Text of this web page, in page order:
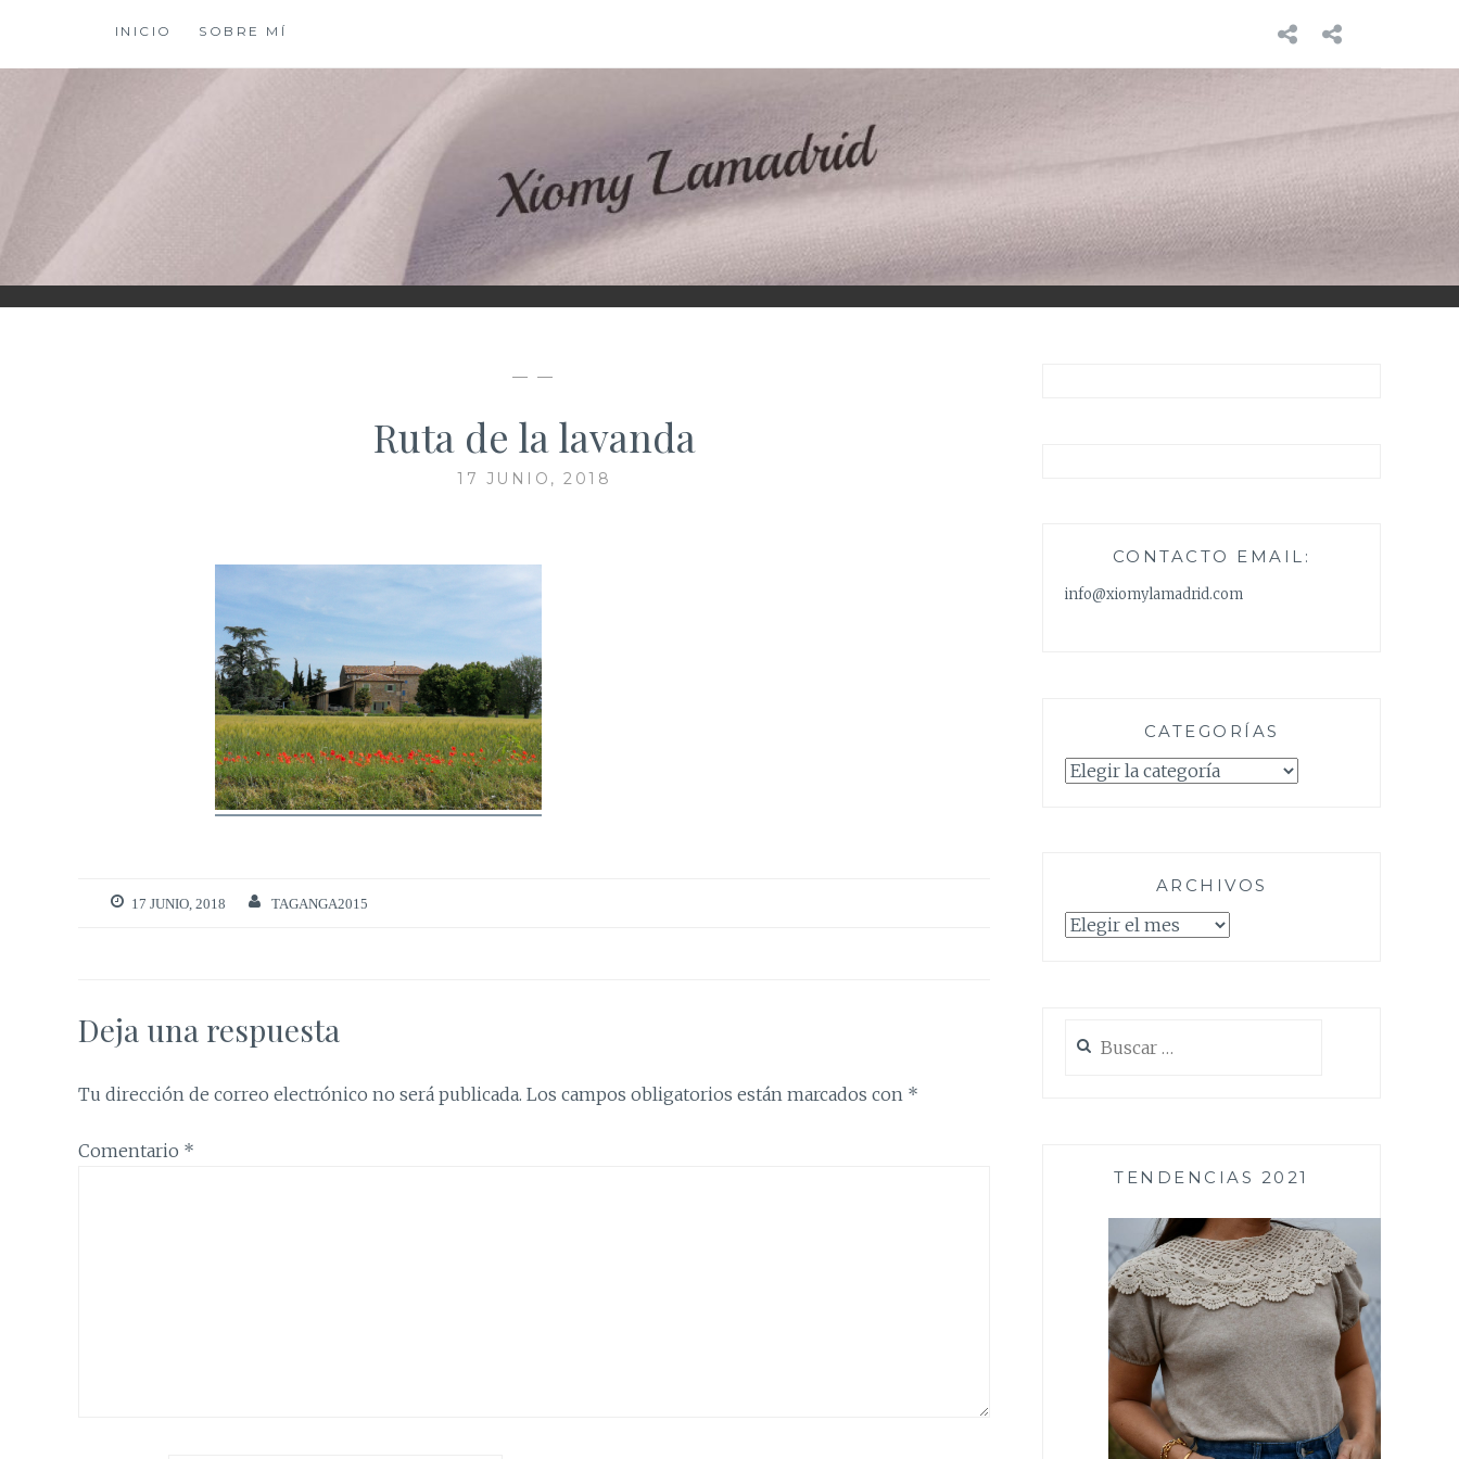
contenido
INICIO SOBRE MÍ INICIO
XIOMY LAMADRID
— —
Ruta de la lavanda
17 JUNIO, 2018
17 JUNIO, 2018 TAGANGA2015
Deja una respuesta
Tu dirección de correo electrónico no será publicada. Los campos obligatorios están marcados con *
Comentario *
CONTACTO EMAIL:
info@xiomylamadrid.com
CATEGORÍAS
Categorías
ARCHIVOS
Archivos
TENDENCIAS 2021